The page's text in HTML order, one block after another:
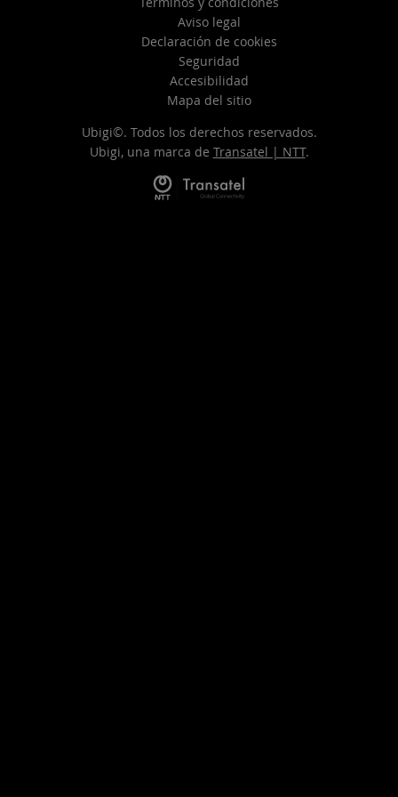
Aviso legal
Declaración de cookies
Seguridad
Accesibilidad
Mapa del sitio
Ubigi©. Todos los derechos reservados.
Ubigi, una marca de Transatel | NTT.